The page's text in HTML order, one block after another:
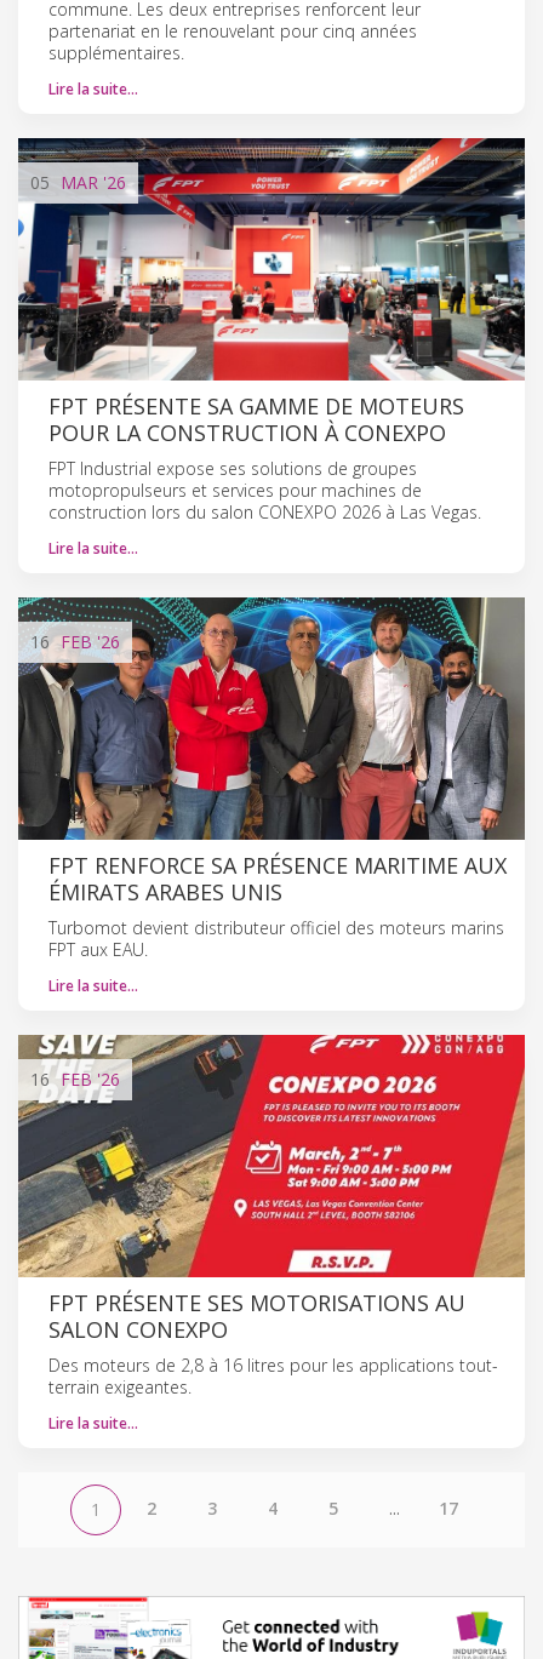
commune. Les deux entreprises renforcent leur
partenariat en le renouvelant pour cinq années
supplémentaires.
Lire la suite…
05 MAR '26
FPT PRÉSENTE SA GAMME DE MOTEURS
POUR LA CONSTRUCTION À CONEXPO
FPT Industrial expose ses solutions de groupes
motopropulseurs et services pour machines de
construction lors du salon CONEXPO 2026 à Las Vegas.
Lire la suite…
16 FEB'26
FPT RENFORCE SA PRÉSENCE MARITIME AUX
ÉMIRATS ARABES UNIS
Turbomot devient distributeur officiel des moteurs marins
FPT aux EAU.
Lire la suite…
16 FEB'26
FPT PRÉSENTE SES MOTORISATIONS AU
SALON CONEXPO
Des moteurs de 2,8 à 16 litres pour les applications tout-
terrain exigeantes.
Lire la suite…
1 2 3 4 5 ... 17